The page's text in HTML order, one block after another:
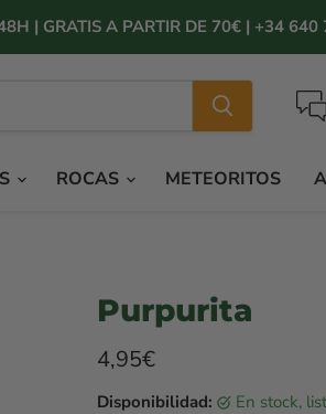
| GRATIS A PARTIR DE 70€ | +34
ROCAS METEORITOS
Purpurita
Precio rebajado
4,95€
Disponibilidad: en stock,